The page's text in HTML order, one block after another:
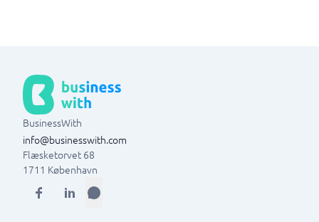
BusinessWith
info@businesswith.com
Flæsketorvet 68
1711 København